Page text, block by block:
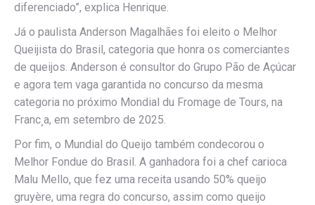
diferenciado”, explica Henrique.
Já o paulista Anderson Magalhães foi eleito o Melhor
Queijista do Brasil, categoria que honra os comerciantes
de queijos. Anderson é consultor do Grupo Pão de Açúcar
e agora tem vaga garantida no concurso da mesma
categoria no próximo Mondial du Fromage de Tours, na
Franc¸a, em setembro de 2025.
Por fim, o Mundial do Queijo também condecorou o
Melhor Fondue do Brasil. A ganhadora foi a chef carioca
Malu Mello, que fez uma receita usando 50% queijo
gruyère, uma regra do concurso, assim como queijo